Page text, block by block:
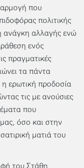
που
πολιτικής
ανάγκη αλλαγής ενώ
ενός
πραγματικές
τα πάντα
ερωτική προδοσία
τις με ανούσιες
που
όσο και στην
ματιά του
του Στάθη